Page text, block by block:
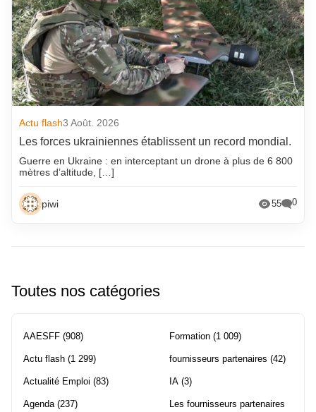
Actu flash3 Août. 2026
Les forces ukrainiennes établissent un record mondial.
Guerre en Ukraine : en interceptant un drone à plus de 6 800
mètres d’altitude, […]
piwi 55 0
Toutes nos catégories
AAESFF (908)
Actu flash (1 299)
Actualité Emploi (83)
Agenda (237)
Formation (1 009)
fournisseurs partenaires (42)
IA (3)
Les fournisseurs partenaires